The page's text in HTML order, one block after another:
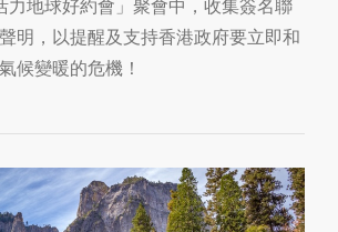
力地球好約會」聚會中，收集簽名聯
明，以提醒及支持香港政府要立即和
候變暖的危機！